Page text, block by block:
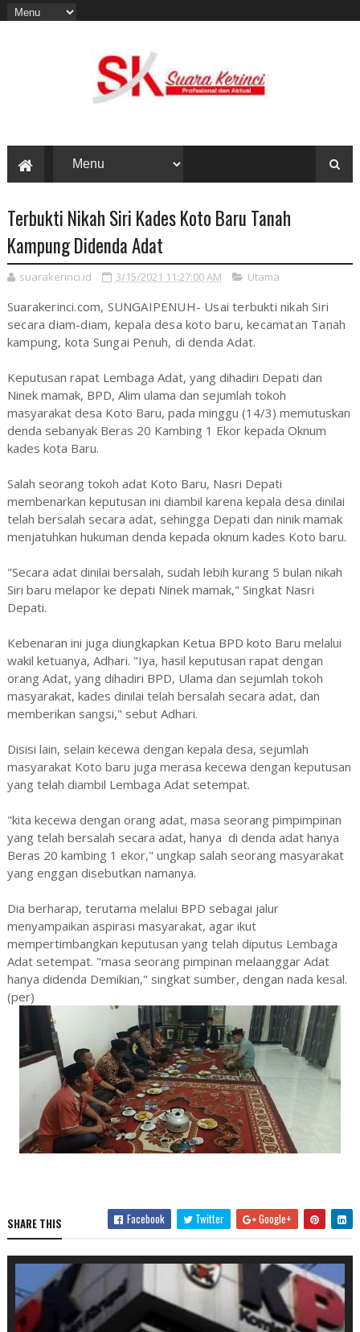
Terbukti Nikah Siri Kades Koto Baru Tanah
Kampung Didenda Adat
suarakerinci.id 3/15/2021 11:27:00 AM Utama
Suarakerinci.com, SUNGAIPENUH- Usai terbukti nikah Siri
secara diam-diam, kepala desa koto baru, kecamatan Tanah
kampung, kota Sungai Penuh, di denda Adat.
Keputusan rapat Lembaga Adat, yang dihadiri Depati dan
Ninek mamak, BPD, Alim ulama dan sejumlah tokoh
masyarakat desa Koto Baru, pada minggu (14/3) memutuskan
denda sebanyak Beras 20 Kambing 1 Ekor kepada Oknum
kades kota Baru.
Salah seorang tokoh adat Koto Baru, Nasri Depati
membenarkan keputusan ini diambil karena kepala desa dinilai
telah bersalah secara adat, sehingga Depati dan ninik mamak
menjatuhkan hukuman denda kepada oknum kades Koto baru.
"Secara adat dinilai bersalah, sudah lebih kurang 5 bulan nikah
Siri baru melapor ke depati Ninek mamak," Singkat Nasri
Depati.
Kebenaran ini juga diungkapkan Ketua BPD koto Baru melalui
wakil ketuanya, Adhari. "Iya, hasil keputusan rapat dengan
orang Adat, yang dihadiri BPD, Ulama dan sejumlah tokoh
masyarakat, kades dinilai telah bersalah secara adat, dan
memberikan sangsi," sebut Adhari.
Disisi lain, selain kecewa dengan kepala desa, sejumlah
masyarakat Koto baru juga merasa kecewa dengan keputusan
yang telah diambil Lembaga Adat setempat.
"kita kecewa dengan orang adat, masa seorang pimpimpinan
yang telah bersalah secara adat, hanya di denda adat hanya
Beras 20 kambing 1 ekor," ungkap salah seorang masyarakat
yang enggan disebutkan namanya.
Dia berharap, terutama melalui BPD sebagai jalur
menyampaikan aspirasi masyarakat, agar ikut
mempertimbangkan keputusan yang telah diputus Lembaga
Adat setempat. "masa seorang pimpinan melaanggar Adat
hanya didenda Demikian," singkat sumber, dengan nada kesal.
(per)
SHARE THIS Facebook Twitter Google+